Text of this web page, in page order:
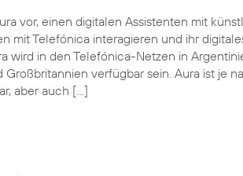
vor, einen digitalen Assistenten mit
mit Telefónica interagieren und ihr
wird in den Telefónica-Netzen in
verfügbar sein. Aura ist je
aber auch […]